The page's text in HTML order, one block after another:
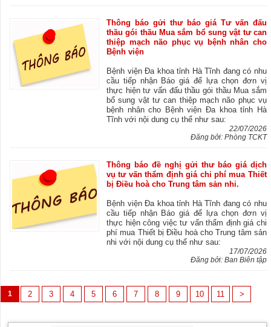
Thông báo gửi thư báo giá Tư vấn đấu
thầu gói thầu Mua sắm bổ sung vật tư can
thiệp mạch não phục vụ bệnh nhân cho
Bệnh viện
Bệnh viện Đa khoa tỉnh Hà Tĩnh đang có nhu
cầu tiếp nhận Báo giá để lựa chọn đơn vị
thực hiện tư vấn đấu thầu gói thầu Mua sắm
bổ sung vật tư can thiệp mạch não phục vụ
bệnh nhân cho Bệnh viện Đa khoa tỉnh Hà
Tĩnh với nội dung cụ thể như sau:
22/07/2026
Đăng bởi: Phòng TCKT
Thông báo đề nghị gửi thư báo giá dịch
vụ tư vấn thẩm định giá chi phí mua Thiết
bị Điều hoà cho Trung tâm sản nhi.
Bệnh viện Đa khoa tỉnh Hà Tĩnh đang có nhu
cầu tiếp nhận Báo giá để lựa chọn đơn vị
thực hiện công việc tư vấn thẩm định giá chi
phí mua Thiết bị Điều hoà cho Trung tâm sản
nhi với nội dung cụ thể như sau:
17/07/2026
Đăng bởi: Ban Biên tập
1 2 3 4 5 6 7 8 9 10 11 >